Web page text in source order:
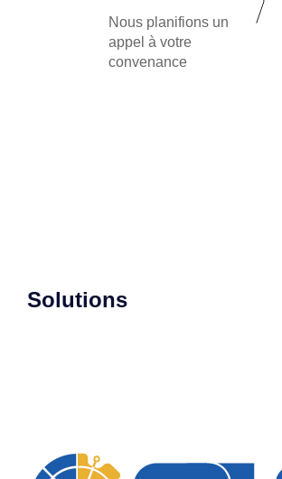
Nous planifions un
appel à votre
convenance
Solutions